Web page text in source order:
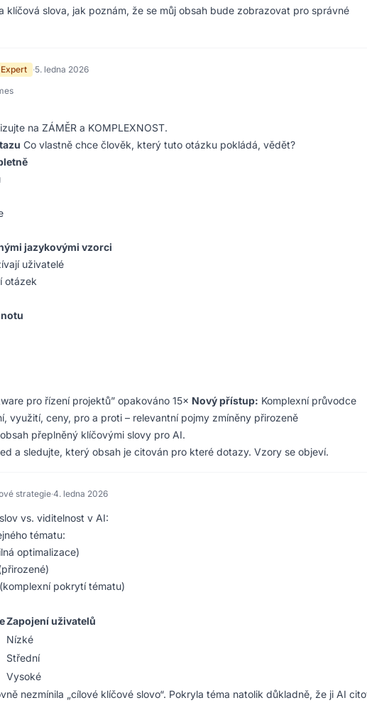
klíčová slova, jak poznám, že se můj obsah bude zobrazovat pro správné
Expert ·5. ledna 2026
na ZÁMĚR a KOMPLEXNOST.
Co vlastně chce člověk, který tuto otázku pokládá, vědět?
jazykovými vzorci
uživatelé
otázek
pro řízení projektů” opakováno 15× Nový přístup: Komplexní průvodce
využití, ceny, pro a proti – relevantní pojmy zmíněny přirozeně
přeplněný klíčovými slovy pro AI.
a sledujte, který obsah je citován pro které dotazy. Vzory se objeví.
strategie·4. ledna 2026
vs. viditelnost v AI:
tématu:
optimalizace)
pokrytí tématu)
Zapojení uživatelů
Nízké
Střední
Vysoké
nezmínila „cílové klíčové slovo“. Pokryla téma natolik důkladně, že ji AI